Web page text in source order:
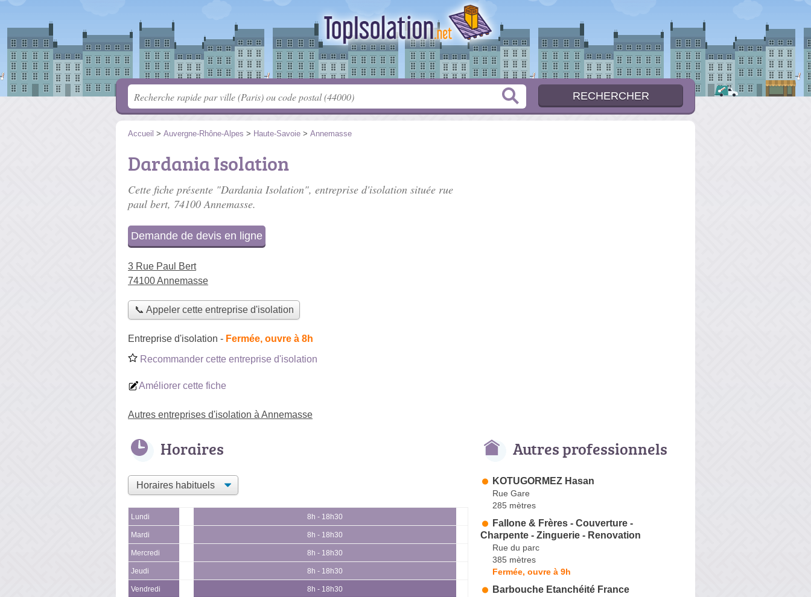
Accueil > Auvergne-Rhône-Alpes > Haute-Savoie > Annemasse
Dardania Isolation
Cette fiche présente "Dardania Isolation", entreprise d'isolation située rue
paul bert, 74100 Annemasse.
Demande de devis en ligne
3 Rue Paul Bert
74100 Annemasse
📞 Appeler cette entreprise d'isolation
Entreprise d'isolation - Fermée, ouvre à 8h
Recommander cette entreprise d'isolation
Améliorer cette fiche
Autres entreprises d'isolation à Annemasse
Horaires
Lundi 8h - 18h30
Mardi 8h - 18h30
Mercredi 8h - 18h30
Jeudi 8h - 18h30
Vendredi 8h - 18h30
Autres professionnels
KOTUGORMEZ Hasan
Rue Gare
285 mètres
Fallone & Frères - Couverture -
Charpente - Zinguerie - Renovation
Rue du parc
385 mètres
Fermée, ouvre à 9h
Barbouche Etanchéité France